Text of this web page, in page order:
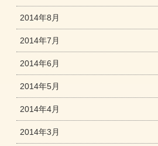
2014年8月
2014年7月
2014年6月
2014年5月
2014年4月
2014年3月